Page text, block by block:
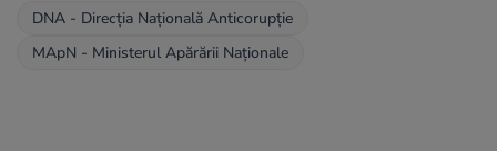
DNA - Direcția Națională Anticorupție
MApN - Ministerul Apărării Naționale